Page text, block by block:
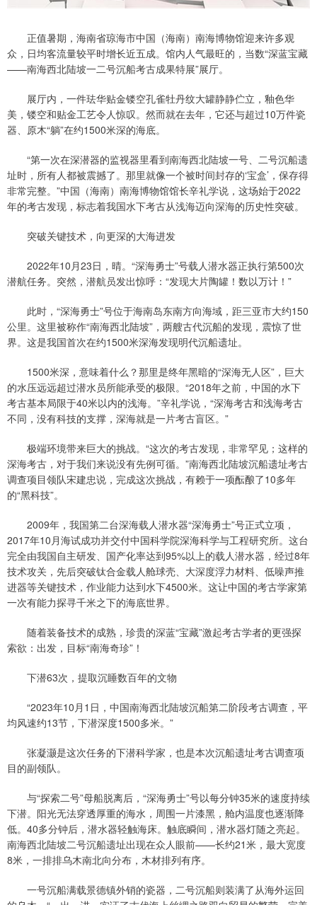
正值暑期，海南省琼海市中国（海南）南海博物馆迎来许多观
众，日均客流量较平时增长近五成。馆内人气最旺的，当数“深蓝宝藏
——南海西北陆坡一二号沉船考古成果特展”展厅。
展厅内，一件珐华贴金镂空孔雀牡丹纹大罐静静伫立，釉色华
美，镂空和贴金工艺令人惊叹。然而就在去年，它还与超过10万件瓷
器、原木“躺”在约1500米深的海底。
“第一次在深潜器的监视器里看到南海西北陆坡一号、二号沉船遗
址时，所有人都被震撼了。那里就像一个被时间封存的‘宝盒’，保存得
非常完整。”中国（海南）南海博物馆馆长辛礼学说，这场始于2022
年的考古发现，标志着我国水下考古从浅海迈向深海的历史性突破。
突破关键技术，向更深的大海进发
2022年10月23日，晴。“深海勇士”号载人潜水器正执行第500次
潜航任务。突然，潜航员发出惊呼：“发现大片陶罐！数以万计！”
此时，“深海勇士”号位于海南岛东南方向海域，距三亚市大约150
公里。这里被称作“南海西北陆坡”，两艘古代沉船的发现，震惊了世
界。这是我国首次在约1500米深海发现明代沉船遗址。
1500米深，意味着什么？那里是终年黑暗的“深海无人区”，巨大
的水压远远超过潜水员所能承受的极限。“2018年之前，中国的水下
考古基本局限于40米以内的浅海。”辛礼学说，“深海考古和浅海考古
不同，没有科技的支撑，深海就是一片考古盲区。”
极端环境带来巨大的挑战。“这次的考古发现，非常罕见；这样的
深海考古，对于我们来说没有先例可循。”南海西北陆坡沉船遗址考古
调查项目领队宋建忠说，完成这次挑战，有赖于一项酝酿了10多年
的“黑科技”。
2009年，我国第二台深海载人潜水器“深海勇士”号正式立项，
2017年10月海试成功并交付中国科学院深海科学与工程研究所。这台
完全由我国自主研发、国产化率达到95%以上的载人潜水器，经过8年
技术攻关，先后突破钛合金载人舱球壳、大深度浮力材料、低噪声推
进器等关键技术，作业能力达到水下4500米。这让中国的考古学家第
一次有能力探寻千米之下的海底世界。
随着装备技术的成熟，珍贵的深蓝“宝藏”激起考古学者的更强探
索欲：出发，目标“南海奇珍”！
下潜63次，提取沉睡数百年的文物
“2023年10月1日，中国南海西北陆坡沉船第二阶段考古调查，平
均风速约13节，下潜深度1500多米。”
张凝灏是这次任务的下潜科学家，也是本次沉船遗址考古调查项
目的副领队。
与“探索二号”母船脱离后，“深海勇士”号以每分钟35米的速度持续
下潜。阳光无法穿透厚重的海水，周围一片漆黑，舱内温度也逐渐降
低。40多分钟后，潜水器轻触海床。触底瞬间，潜水器灯随之亮起。
南海西北陆坡二号沉船遗址出现在众人眼前——长约21米，最大宽度
8米，一排排乌木南北向分布，木材排列有序。
一号沉船满载景德镇外销的瓷器，二号沉船则装满了从海外运回